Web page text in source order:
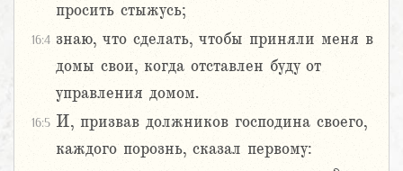
просить стыжусь;
16:4 знаю, что сделать, чтобы приняли меня в
домы свои, когда отставлен буду от
управления домом.
16:5 И, призвав должников господина своего,
каждого порознь, сказал первому: